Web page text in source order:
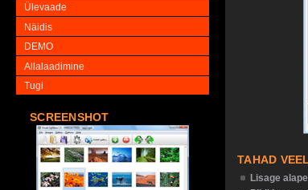
Ülevaade
Näidis
DEMO
Allalaadimine
Tugi
SCREENSHOT
TAHAD
Lisage